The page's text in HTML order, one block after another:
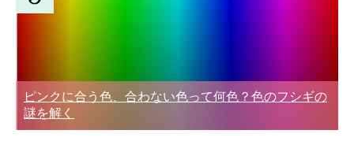
ピンクに合う色、合わない色って何色？色のフシギの
謎を解く